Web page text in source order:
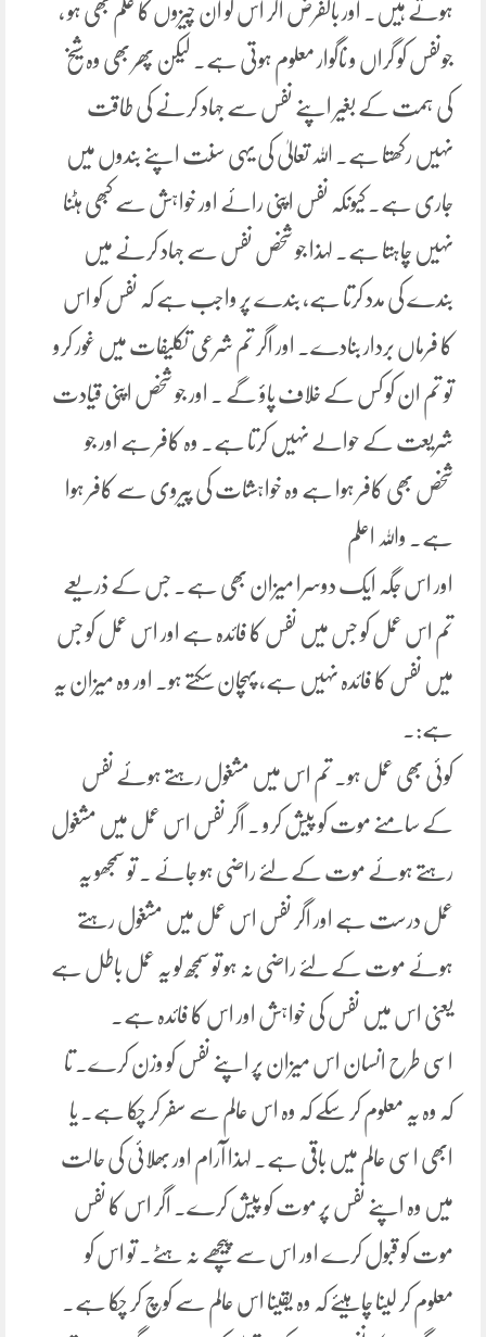
ہوتے ہیں۔ اور بالفرض اگر اس کو ان چیزوں کا علم بھی ہو ،
جونفس کو گراں و ناگوار معلوم ہوتی ہے۔ لیکن پھر بھی وہ شیخ
کی ہمت کے بغیر اپنے نفس سے جہاد کرنے کی طاقت
نہیں رکھتا ہے۔ اللہ تعالیٰ کی یہی سنت اپنے بندوں میں
جاری ہے۔ کیونکہ نفس اپنی رائے اور خواہش سے کبھی ہٹنا
نہیں چاہتا ہے۔ لہذا جو شخص نفس سے جہاد کرنے میں
بندے کی مدد کرتا ہے، بندے پر واجب ہے کہ نفس کو اس
کا فرماں بردار بنادے۔ اور اگر تم شرعی تکلیفات میں غور کرو
تو تم ان کو کس کے خلاف پاؤ گے ۔ اور جو شخص اپنی قیادت
شریعت کے حوالے نہیں کرتا ہے۔ وہ کافر ہے اور جو
شخص بھی کافر ہوا ہے وہ خواہشات کی پیروی سے کافر ہوا
ہے۔ واللہ اعلم
اور اس جگہ ایک دوسرا میزان بھی ہے۔ جس کے ذریعے
تم اس عمل کو جس میں نفس کا فائدہ ہے اور اس عمل کو جس
میں نفس کا فائدہ نہیں ہے، پہچان سکتے ہو۔ اور وہ میزان یہ
ہے:۔
کوئی بھی عمل ہو۔ تم اس میں مشغول رہتے ہوئے نفس
کے سامنے موت کو پیش کرو ۔ اگر نفس اس عمل میں مشغول
رہتے ہوئے موت کے لئے راضی ہو جائے ۔ تو سمجھو یہ
عمل درست ہے اور اگر نفس اس عمل میں مشغول رہتے
ہوئے موت کے لئے راضی نہ ہو تو سمجھ لو یہ عمل باطل ہے
یعنی اس میں نفس کی خواہش اور اس کا فائدہ ہے۔
اسی طرح انسان اس میزان پر اپنے نفس کو وزن کرے۔ تا
کہ وہ یہ معلوم کر سکے کہ وہ اس عالم سے سفر کر چکا ہے۔ یا
ابھی اسی عالم میں باقی ہے۔ لہذا آرام اور بھلائی کی حالت
میں وہ اپنے نفس پر موت کو پیش کرے۔ اگر اس کا نفس
موت کو قبول کرے اور اس سے پیچھے نہ ہٹے۔ تو اس کو
معلوم کر لینا چاہیئے کہ وہ یقینا اس عالم سے کوچ کر چکا ہے۔